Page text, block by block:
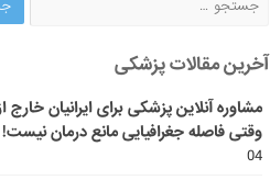
آخرین مقالات پزشکی
مشاوره آنلاین پزشکی برای ایرانیان خارج
وقتی فاصله جغرافیایی مانع درمان نیست!
04